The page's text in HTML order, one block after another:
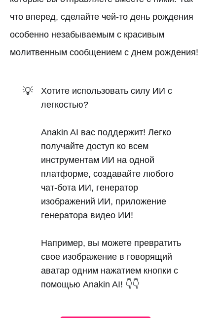
что вперед, сделайте чей-то день рождения
особенно незабываемым с красивым
молитвенным сообщением с днем рождения!
💡
Хотите использовать силу ИИ с
легкостью?
Anakin AI вас поддержит! Легко
получайте доступ ко всем
инструментам ИИ на одной
платформе, создавайте любого
чат-бота ИИ, генератор
изображений ИИ, приложение
генератора видео ИИ!
Например, вы можете превратить
свое изображение в говорящий
аватар одним нажатием кнопки с
помощью Anakin AI! 👇👇